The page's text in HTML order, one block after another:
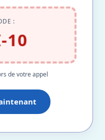
:
10
de votre appel